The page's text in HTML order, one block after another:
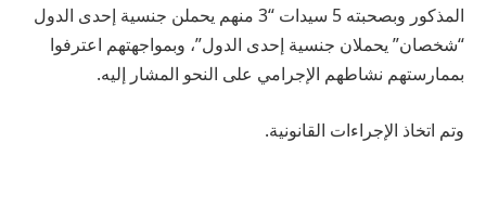
المذكور وبصحبته 5 سيدات “3 منهم يحملن جنسية إحدى الدول
“شخصان” يحملان جنسية إحدى الدول”، وبمواجهتهم اعترفوا
بممارستهم نشاطهم الإجرامي على النحو المشار إليه.
وتم اتخاذ الإجراءات القانونية.